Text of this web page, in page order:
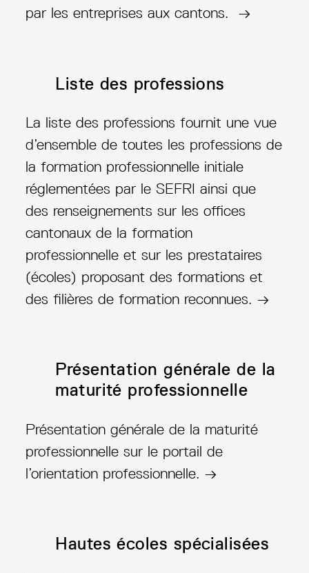
par les entreprises aux cantons. →
Liste des professions
La liste des professions fournit une vue
d’ensemble de toutes les professions de
la formation professionnelle initiale
réglementées par le SEFRI ainsi que
des renseignements sur les offices
cantonaux de la formation
professionnelle et sur les prestataires
(écoles) proposant des formations et
des filières de formation reconnues. →
Présentation générale de la
maturité professionnelle
Présentation générale de la maturité
professionnelle sur le portail de
l’orientation professionnelle. →
Hautes écoles spécialisées